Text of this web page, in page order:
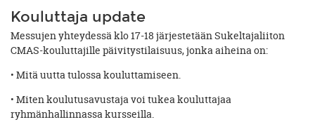
Kouluttaja update
Messujen yhteydessä klo 17-18 järjestetään Sukeltajaliiton
CMAS-kouluttajille päivitystilaisuus, jonka aiheina on:
• Mitä uutta tulossa kouluttamiseen.
• Miten koulutusavustaja voi tukea kouluttajaa
ryhmänhallinnassa kursseilla.